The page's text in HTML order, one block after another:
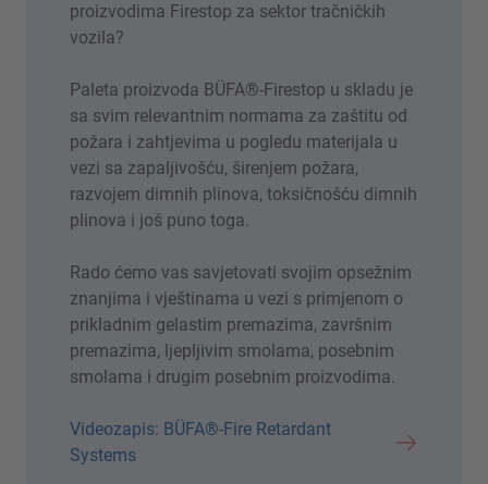
proizvodima Firestop za sektor tračničkih
vozila?
Paleta proizvoda BÜFA®-Firestop u skladu je
sa svim relevantnim normama za zaštitu od
požara i zahtjevima u pogledu materijala u
vezi sa zapaljivošću, širenjem požara,
razvojem dimnih plinova, toksičnošću dimnih
plinova i još puno toga.
Rado ćemo vas savjetovati svojim opsežnim
znanjima i vještinama u vezi s primjenom o
prikladnim gelastim premazima, završnim
premazima, ljepljivim smolama, posebnim
smolama i drugim posebnim proizvodima.
Videozapis: BÜFA®-Fire Retardant
Systems